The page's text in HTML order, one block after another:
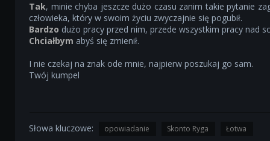
Tak, minie chyba jeszcze dużo czasu zanim takie pytanie
człowieka, który w swoim życiu zwyczajnie się pogubił.
Bardzo dużo pracy przed nim, przede wszystkim pracy nad
Chciałbym abyś się zmienił.
I nie czekaj na znak ode mnie, najpierw poszukaj go sam.
Twój kumpel
Słowa kluczowe: opowiadanie Skonto Ryga Łotwa